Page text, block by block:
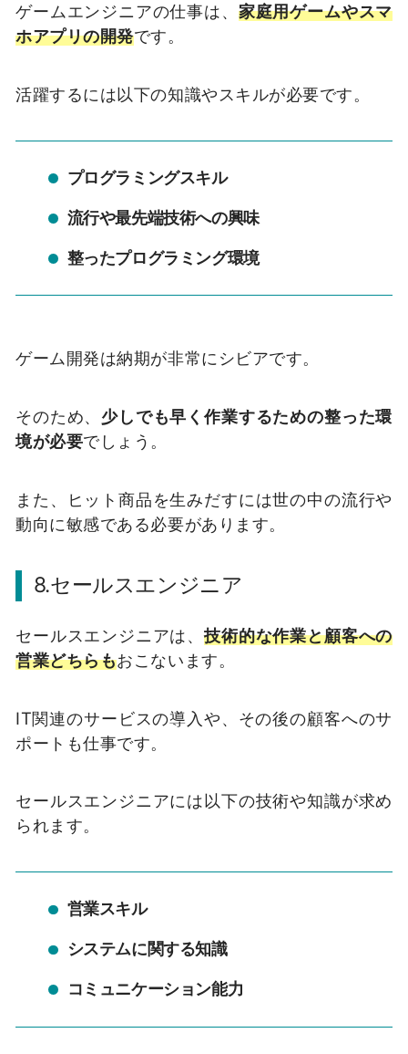
ゲームエンジニアの仕事は、 家庭用ゲームやスマ
ホアプリの開発です。
活躍するには以下の知識やスキルが必要です。
プログラミングスキル
流行や最先端技術への興味
整ったプログラミング環境
ゲーム開発は納期が非常にシビアです。
そのため、 少しでも早く作業するための整った環
境が必要でしょう。
また、ヒット商品を生みだすには世の中の流行や
動向に敏感である必要があります。
8.セールスエンジニア
セールスエンジニアは、技術的な作業と顧客への
営業どちらもおこないます。
IT関連のサービスの導入や、その後の顧客へのサ
ポートも仕事です。
セールスエンジニアには以下の技術や知識が求め
られます。
営業スキル
システムに関する知識
コミュニケーション能力